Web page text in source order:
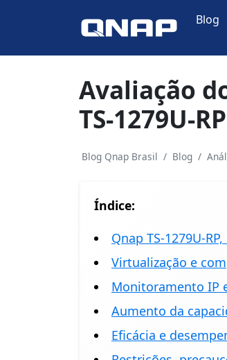
Blog
Avaliação
TS-1279U-
Blog Qnap Brasil Blog
Índice:
Qnap TS-1279U-
Virtualização e
Monitoramento IP
Aumento da
Eficácia e